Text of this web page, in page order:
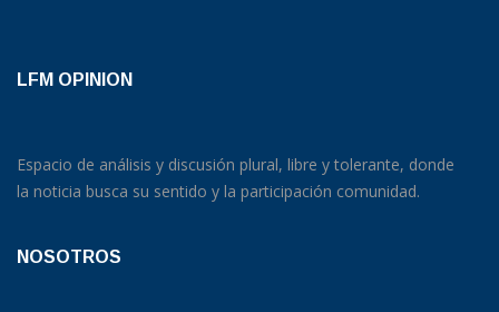
LFM OPINION
Espacio de análisis y discusión plural, libre y tolerante, donde
la noticia busca su sentido y la participación comunidad.
NOSOTROS